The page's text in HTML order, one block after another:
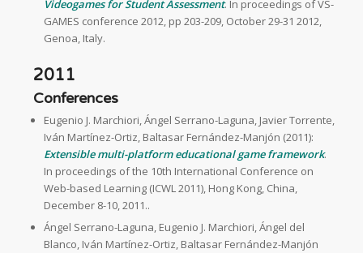
Videogames for Student Assessment. In proceedings of VS-
GAMES conference 2012, pp 203-209, October 29-31 2012,
Genoa, Italy.
2011
Conferences
Eugenio J. Marchiori, Ángel Serrano-Laguna, Javier Torrente,
Iván Martínez-Ortiz, Baltasar Fernández-Manjón (2011):
Extensible multi-platform educational game framework.
In proceedings of the 10th International Conference on
Web-based Learning (ICWL 2011), Hong Kong, China,
December 8-10, 2011..
Ángel Serrano-Laguna, Eugenio J. Marchiori, Ángel del
Blanco, Iván Martínez-Ortiz, Baltasar Fernández-Manjón